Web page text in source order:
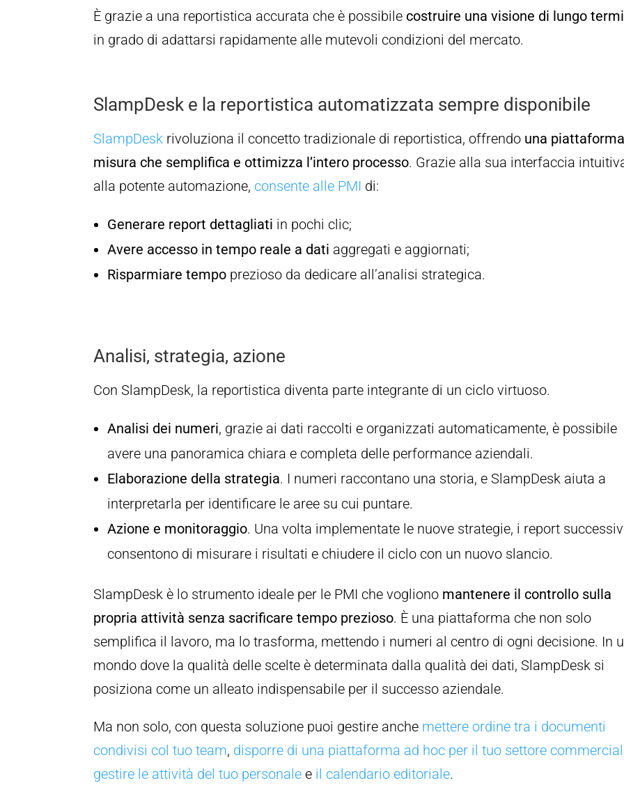
È grazie a una reportistica accurata che è possibile costruire una visione di lungo
in grado di adattarsi rapidamente alle mutevoli condizioni del mercato.
SlampDesk e la reportistica automatizzata sempre disponibile
SlampDesk rivoluziona il concetto tradizionale di reportistica, offrendo una
misura che semplifica e ottimizza l’intero processo. Grazie alla sua interfaccia
alla potente automazione, consente alle PMI di:
Generare report dettagliati in pochi clic;
Avere accesso in tempo reale a dati aggregati e aggiornati;
Risparmiare tempo prezioso da dedicare all’analisi strategica.
Analisi, strategia, azione
Con SlampDesk, la reportistica diventa parte integrante di un ciclo virtuoso.
Analisi dei numeri, grazie ai dati raccolti e organizzati automaticamente, è possibile
avere una panoramica chiara e completa delle performance aziendali.
Elaborazione della strategia. I numeri raccontano una storia, e SlampDesk aiuta a
interpretarla per identificare le aree su cui puntare.
Azione e monitoraggio. Una volta implementate le nuove strategie, i report
consentono di misurare i risultati e chiudere il ciclo con un nuovo slancio.
SlampDesk è lo strumento ideale per le PMI che vogliono mantenere il controllo sulla
propria attività senza sacrificare tempo prezioso. È una piattaforma che non solo
semplifica il lavoro, ma lo trasforma, mettendo i numeri al centro di ogni decisione. In
mondo dove la qualità delle scelte è determinata dalla qualità dei dati, SlampDesk si
posiziona come un alleato indispensabile per il successo aziendale.
Ma non solo, con questa soluzione puoi gestire anche mettere ordine tra i documenti
condivisi col tuo team, disporre di una piattaforma ad hoc per il tuo settore
gestire le attività del tuo personale e il calendario editoriale.